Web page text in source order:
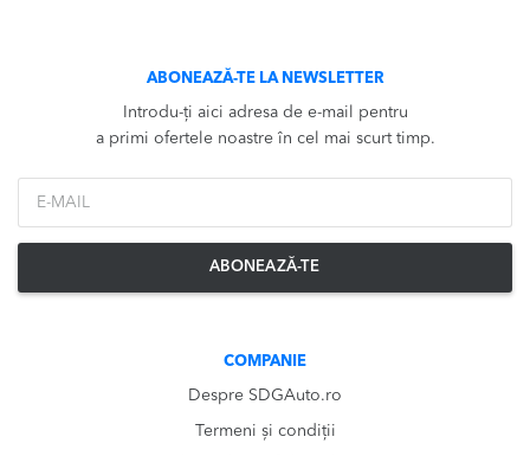
ABONEAZĂ-TE LA NEWSLETTER
Introdu-ți aici adresa de e-mail pentru
a primi ofertele noastre în cel mai scurt timp.
ABONEAZĂ-TE
COMPANIE
Despre SDGAuto.ro
Termeni și condiții